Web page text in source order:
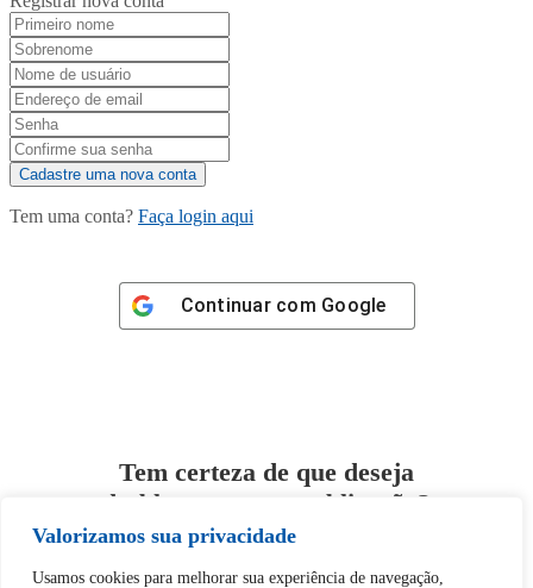
Valorizamos sua privacidade
Usamos cookies para melhorar sua experiência de navegação,
Tem uma conta? Faça login aqui
Continuar com Google
Tem certeza de que deseja
desbloquear esta publicação?
Desbloquear esquerda : 0